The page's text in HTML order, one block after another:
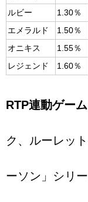
ルビー
1.30％
エメラルド
1.50％
オニキス
1.55％
レジェンド
1.60％
RTP連動ゲーム
ク、ルーレッ
ーソン」シリ